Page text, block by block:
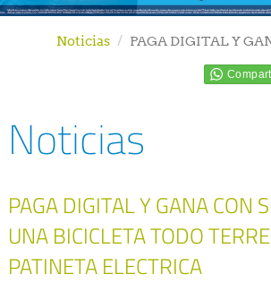
Noticias PAGA DIGITAL Y
Noticias
PAGA DIGITAL Y GANA CON
UNA BICICLETA TODO
PATINETA ELECTRICA